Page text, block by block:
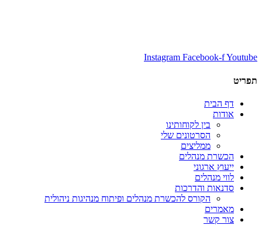
Instagram Facebook-fYoutube
תפריט
דף הבית
אודות
בין לקוחותינו
הסרטונים שלי
ממליצים
הכשרת מנהלים
ייעוץ ארגוני
לווי מנהלים
סדנאות והדרכות
הקורס להכשרת מנהלים ופיתוח מנהיגות ניהולית
מאמרים
צור קשר